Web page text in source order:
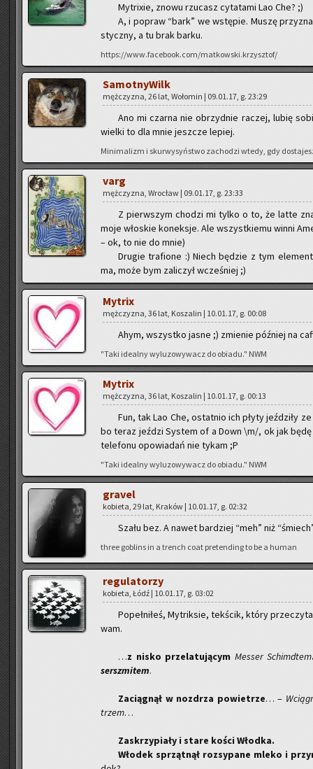
My­tri­xie, znowu rzu­casz cy­ta­ta­mi Lao Che? ;)
A, i po­praw “bark” we wstę­pie. Muszę
stycz­ny, a tu brak barku.
https://www.facebook.com/matkowski.krzysztof/
Sa­mot­ny­Wilk
męż­czy­zna, 26 lat, Wo­ło­min | 09.01.17, g. 23:29
Ano mi czar­na nie obrzyd­nie ra­czej, lubię
wiel­ki to dla mnie jesz­cze le­piej.
Mi­ni­ma­lizm i skur­wy­syń­stwo za­cho­dzi wtedy, gdy
varg
męż­czy­zna, Wro­cław | 09.01.17, g. 23:33
Z pierw­szym cho­dzi mi tylko o to, że latte
moje wło­skie ko­nek­sje. Ale wszyst­kie­mu winni
– ok, to nie do mnie)
Dru­gie tra­fio­ne :) Niech bę­dzie z tym
ma, może bym za­li­czył wcze­śniej ;)
My­trix
męż­czy­zna, 36 lat, Ko­sza­lin | 10.01.17, g. 00:08
Ahym, wszyst­ko jasne ;) zmie­nie póź­niej na
"Taki ide­al­ny wy­lu­zo­wy­wacz do obia­du." NWM
My­trix
męż­czy­zna, 36 lat, Ko­sza­lin | 10.01.17, g. 00:13
Fun, tak Lao Che, ostat­nio ich płyty jeź­dzi­ły
bo teraz jeź­dzi Sys­tem of a Down \m/, ok jak
te­le­fo­nu opo­wia­dań nie tykam ;P
"Taki ide­al­ny wy­lu­zo­wy­wacz do obia­du." NWM
gra­vel
ko­bie­ta, 29 lat, Kra­ków | 10.01.17, g. 02:32
Szału bez. A nawet bar­dziej “meh” niż
three go­blins in a trench coat pre­ten­ding to be a human
re­gu­la­to­rzy
ko­bie­ta, Łódź | 10.01.17, g. 03:02
Po­peł­ni­łeś, My­trik­sie, tek­ścik, który
wam.
…z nisko prze­la­tu­ją­cym Mes­ser Schimd­tem
sersz­mi­tem.
Za­cią­gnął w noz­drza po­wie­trze… –
trzem…
Za­skrzy­pia­ły i stare kości Włod­ka.
Wło­dek sprząt­nął roz­sy­pa­ne mleko i